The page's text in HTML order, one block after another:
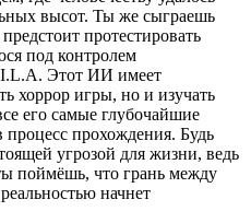
высот. Ты же сыграешь
протестировать
под контролем
Этот ИИ имеет
хоррор игры, но и изучать
его самые глубочайшие
процесс прохождения. Будь
угрозой для жизни, ведь
поймёшь, что грань между
начнет